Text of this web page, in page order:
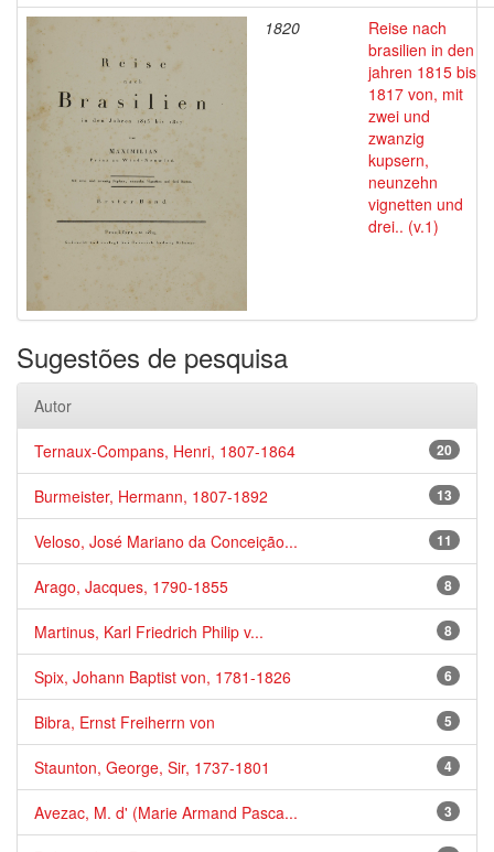
1820
Reise nach
brasilien in den
jahren 1815 bis
1817 von, mit
zwei und
zwanzig
kupsern,
neunzehn
vignetten und
drei.. (v.1)
Sugestões de pesquisa
Autor
20
Ternaux-Compans, Henri, 1807-1864
13
Burmeister, Hermann, 1807-1892
11
Veloso, José Mariano da Conceição...
8
Arago, Jacques, 1790-1855
8
Martinus, Karl Friedrich Philip v...
6
Spix, Johann Baptist von, 1781-1826
5
Bibra, Ernst Freiherrn von
4
Staunton, George, Sir, 1737-1801
3
Avezac, M. d' (Marie Armand Pasca...